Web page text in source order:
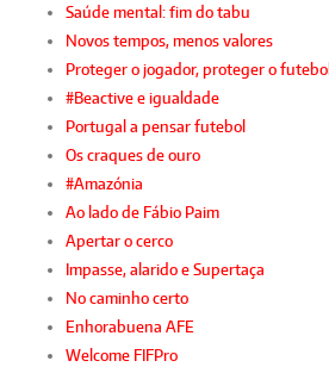
Saúde mental: fim do tabu
Novos tempos, menos valores
Proteger o jogador, proteger o futebol
#Beactive e igualdade
Portugal a pensar futebol
Os craques de ouro
#Amazónia
Ao lado de Fábio Paim
Apertar o cerco
Impasse, alarido e Supertaça
No caminho certo
Enhorabuena AFE
Welcome FIFPro